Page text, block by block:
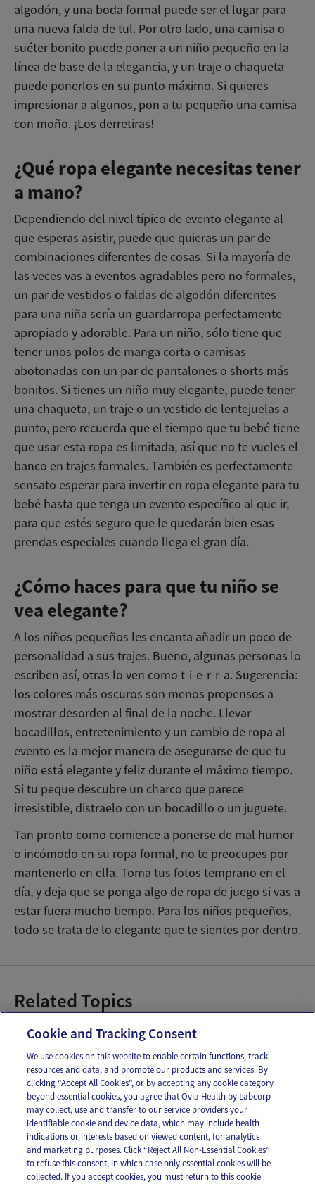
algodón, y una boda formal puede ser el lugar para
una nueva falda de tul. Por otro lado, una camisa o
suéter bonito puede poner a un niño pequeño en la
línea de base de la elegancia, y un traje o chaqueta
puede ponerlos en su punto máximo. Si quieres
impresionar a algunos, pon a tu pequeño una camisa
con moño. ¡Los derretiras!
¿Qué ropa elegante necesitas tener
a mano?
Dependiendo del nivel típico de evento elegante al
que esperas asistir, puede que quieras un par de
combinaciones diferentes de cosas. Si la mayoría de
las veces vas a eventos agradables pero no formales,
un par de vestidos o faldas de algodón diferentes
para una niña sería un guardarropa perfectamente
apropiado y adorable. Para un niño, sólo tiene que
tener unos polos de manga corta o camisas
abotonadas con un par de pantalones o shorts más
bonitos. Si tienes un niño muy elegante, puede tener
una chaqueta, un traje o un vestido de lentejuelas a
punto, pero recuerda que el tiempo que tu bebé tiene
que usar esta ropa es limitada, así que no te vueles el
banco en trajes formales. También es perfectamente
sensato esperar para invertir en ropa elegante para tu
bebé hasta que tenga un evento específico al que ir,
para que estés seguro que le quedarán bien esas
prendas especiales cuando llega el gran día.
¿Cómo haces para que tu niño se
vea elegante?
A los niños pequeños les encanta añadir un poco de
personalidad a sus trajes. Bueno, algunas personas lo
escriben así, otras lo ven como t-i-e-r-r-a. Sugerencia:
los colores más oscuros son menos propensos a
mostrar desorden al final de la noche. Llevar
bocadillos, entretenimiento y un cambio de ropa al
evento es la mejor manera de asegurarse de que tu
niño está elegante y feliz durante el máximo tiempo.
Si tu peque descubre un charco que parece
irresistible, distraelo con un bocadillo o un juguete.
Tan pronto como comience a ponerse de mal humor
o incómodo en su ropa formal, no te preocupes por
mantenerlo en ella. Toma tus fotos temprano en el
día, y deja que se ponga algo de ropa de juego si vas a
estar fuera mucho tiempo. Para los niños pequeños,
todo se trata de lo elegante que te sientes por dentro.
Related Topics
Bañar al recién nacido
Email Text
OUR APPS
Cookie and Tracking Consent
We use cookies on this website to enable certain functions, track
resources and data, and promote our products and services. By
clicking “Accept All Cookies”, or by accepting any cookie category
beyond essential cookies, you agree that Ovia Health by Labcorp
may collect, use and transfer to our service providers your
identifiable cookie and device data, which may include health
indications or interests based on viewed content, for analytics
and marketing purposes. Click “Reject All Non-Essential Cookies”
to refuse this consent, in which case only essential cookies will be
collected. If you accept cookies, you must return to this cookie